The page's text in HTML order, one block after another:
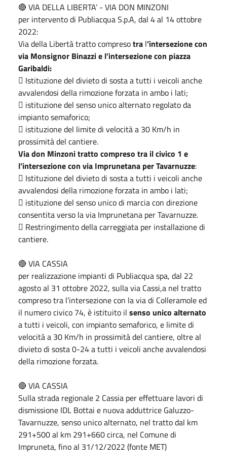
🔴 VIA DELLA LIBERTA’ - VIA DON MINZONI
per intervento di Publiacqua S.p.A, dal 4 al 14 ottobre
2022:
Via della Libertà tratto compresotra l’intersezione con
via Monsignor Binazzie l’intersezione con piazza
Garibaldi:
 Istituzione del divieto di sosta a tutti i veicoli anche
avvalendosi della rimozione forzata in ambo i lati;
 istituzione del senso unico alternato regolato da
impianto semaforico;
 istituzione del limite di velocità a 30 Km/h in
prossimità del cantiere.
Via don Minzoni tratto compreso tra il civico 1 e
l’intersezione con via Imprunetana per Tavarnuzze:
 Istituzione del divieto di sosta a tutti i veicoli anche
avvalendosi della rimozione forzata in ambo i lati;
 istituzione del senso unico di marcia con direzione
consentita verso la via Imprunetana per Tavarnuzze.
 Restringimento della carreggiata per installazione di
cantiere.
🔴 VIA CASSIA
per realizzazione impianti di Publiacqua spa, dal 22
agosto al 31 ottobre 2022, sulla via Cassi,a nel tratto
compreso tra l’intersezione con la via di Colleramole ed
il numero civico 74, è istituito il senso unico alternato
a tutti i veicoli, con impianto semaforico, e limite di
velocità a 30 Km/h in prossimità del cantiere, oltre al
divieto di sosta 0-24 a tutti i veicoli anche avvalendosi
della rimozione forzata.
🔴 VIA CASSIA
Sulla strada regionale 2 Cassia per effettuare lavori di
dismissione IDL Bottai e nuova adduttrice Galuzzo-
Tavarnuzze, senso unico alternato, nel tratto dal km
291+500 al km 291+660 circa, nel Comune di
Impruneta, fino al 31/12/2022 (fonte MET)